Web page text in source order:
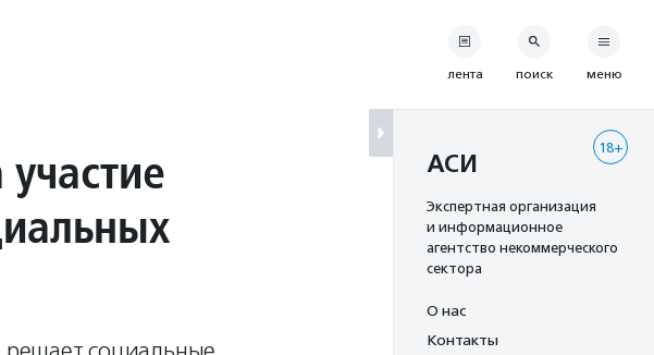
лента поиск меню
18+
АСИ
Экспертная организация
и информационное
агентство некоммерческого
сектора
О нас
Контакты